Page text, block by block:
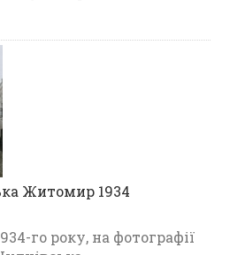
Житомир 1934
го року, на фотографії